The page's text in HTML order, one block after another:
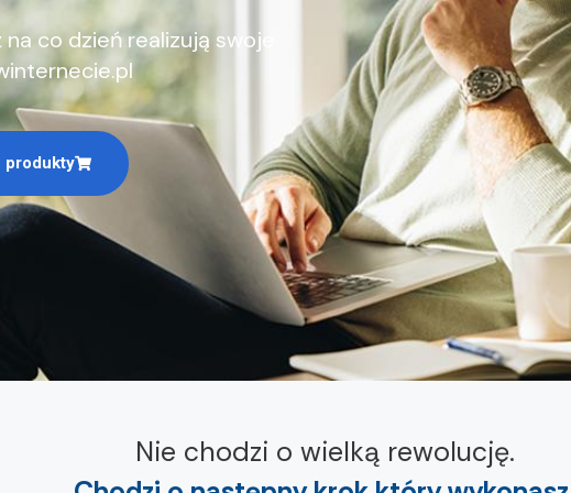
co dzień realizują swoje
produkty
Nie chodzi o wielką rewolucję.